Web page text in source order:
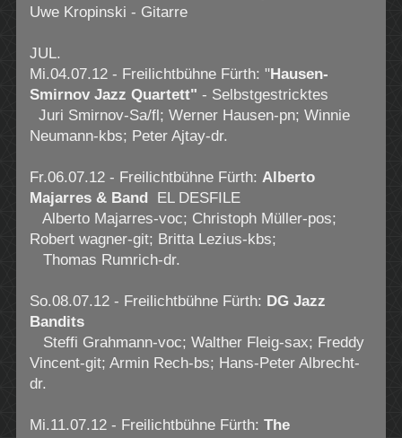
Uwe Kropinski - Gitarre
JUL.
Mi.04.07.12 - Freilichtbühne Fürth: "Hausen-
Smirnov Jazz Quartett" - Selbstgestricktes
Juri Smirnov-Sa/fl; Werner Hausen-pn; Winnie
Neumann-kbs; Peter Ajtay-dr.
Fr.06.07.12 - Freilichtbühne Fürth: Alberto
Majarres & Band EL DESFILE
Alberto Majarres-voc; Christoph Müller-pos;
Robert wagner-git; Britta Lezius-kbs;
Thomas Rumrich-dr.
So.08.07.12 - Freilichtbühne Fürth: DG Jazz
Bandits
Steffi Grahmann-voc; Walther Fleig-sax; Freddy
Vincent-git; Armin Rech-bs; Hans-Peter Albrecht-
dr.
Mi.11.07.12 - Freilichtbühne Fürth: The